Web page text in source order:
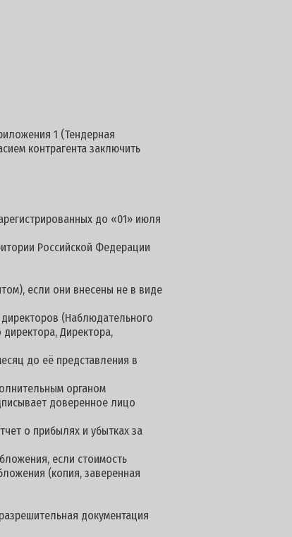
1 (Тендерная
контрагента заключить
до «01» июля
Российской Федерации
если они внесены не в виде
(Наблюдательного
Директора,
до её представления в
органом
доверенное лицо
о прибылях и убытках за
если стоимость
(копия, заверенная
документация